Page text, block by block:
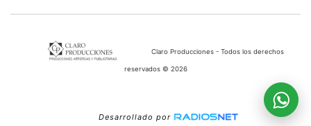
Claro Producciones - Todos los derechos
reservados © 2026
Desarrollado por